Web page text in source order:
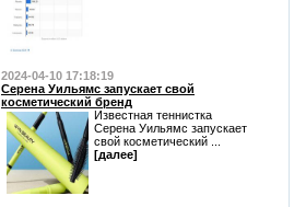
2024-04-10 17:18:19
Серена Уильямс запускает свой
косметический бренд
Известная теннистка
Серена Уильямс запускает
свой косметический ...
[далее]